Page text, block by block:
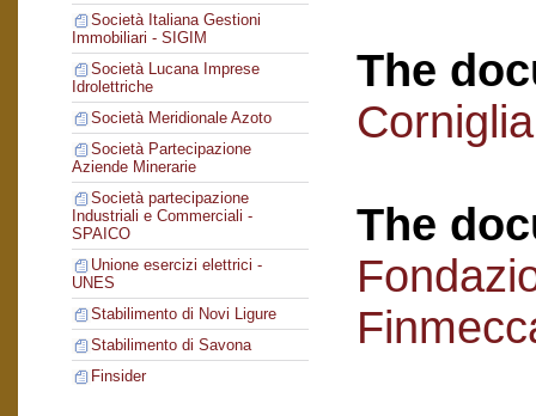
Società Italiana Gestioni
Immobiliari - SIGIM
Società Lucana Imprese
Idrolettriche
Società Meridionale Azoto
Società Partecipazione
Aziende Minerarie
Società partecipazione
Industriali e Commerciali -
SPAICO
Unione esercizi elettrici -
UNES
Stabilimento di Novi Ligure
Stabilimento di Savona
Finsider
The
The